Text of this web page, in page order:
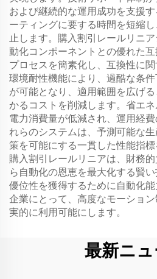
および継続的な運用成功を支援
ーティングに要する時間を短縮
止します。購入割引レールリニ
動化コンポーネントとの優れた
プロセスを簡素化し、互換性に関
環境耐性機能により、過酷な条
が可能となり、適用範囲を広げ
かるコストを削減します。省エネ
電力消費量が低減され、運用経
れらのシステムは、予測可能な
策を可能にする一貫した性能指標
購入割引レールリニアは、財務
ら自動化の恩恵を最大化する賢
優位性を獲得するために自動化
企業にとって、高度なモーショ
実的に利用可能にします。
最新ニ